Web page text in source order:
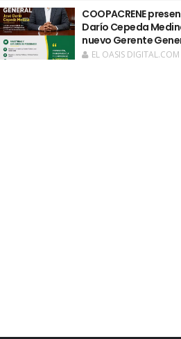
COOPACRENE
Darío Cepeda
nuevo Gerente
EL OASIS DIGITAL.COM